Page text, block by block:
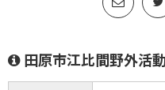
田原市江比間野外活